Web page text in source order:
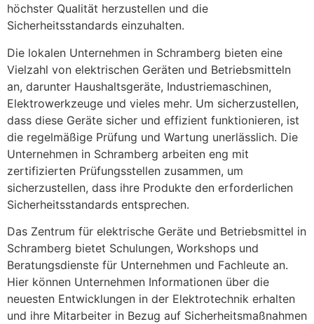
höchster Qualität herzustellen und die
Sicherheitsstandards einzuhalten.
Die lokalen Unternehmen in Schramberg bieten eine
Vielzahl von elektrischen Geräten und Betriebsmitteln
an, darunter Haushaltsgeräte, Industriemaschinen,
Elektrowerkzeuge und vieles mehr. Um sicherzustellen,
dass diese Geräte sicher und effizient funktionieren, ist
die regelmäßige Prüfung und Wartung unerlässlich. Die
Unternehmen in Schramberg arbeiten eng mit
zertifizierten Prüfungsstellen zusammen, um
sicherzustellen, dass ihre Produkte den erforderlichen
Sicherheitsstandards entsprechen.
Das Zentrum für elektrische Geräte und Betriebsmittel in
Schramberg bietet Schulungen, Workshops und
Beratungsdienste für Unternehmen und Fachleute an.
Hier können Unternehmen Informationen über die
neuesten Entwicklungen in der Elektrotechnik erhalten
und ihre Mitarbeiter in Bezug auf Sicherheitsmaßnahmen